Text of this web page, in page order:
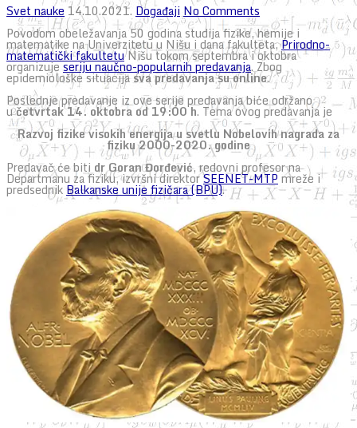
Svet nauke 14.10.2021. Događaji No Comments
Povodom obeležavanja 50 godina studija fizike, hemije i
matematike na Univerzitetu u Nišu i dana fakulteta,Prirodno-
matematički fakultetuNišu tokom septembra i oktobra
organizujeseriju naučno-popularnih predavanja. Zbog
epidemiološke situacijasva predavanja su online.
Poslednje predavanje iz ove serije predavanja biće održano
učetvrtak 14. oktobra od 19:00 h. Tema ovog predavanja je
Razvoj fizike visokih energija u svetlu Nobelovih nagrada za
fiziku 2000-2020. godine
Predavač će biti dr Goran Đorđević, redovni profesor na
Departmanu za fiziku, izvršni direktorSEENET-MTP mreže i
predsednik Balkanske unije fizičara (BPU).